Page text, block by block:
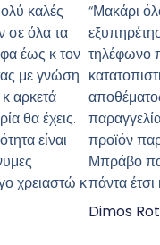
καλές
σε όλα τα
έως κ τον
με γνώση
αρκετά
θα έχεις.
είναι
χρειαστώ κ
“Μακάρι
τηλέφωνο
προϊόν
Μπράβο
πάντα
Dimos